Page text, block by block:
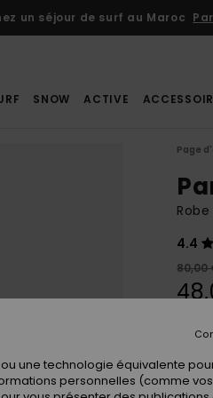
un séjour de surf au Maroc
SNOW ACTIVE
Page
4.4
80,00
une technologie équivalente
personnelles (comme